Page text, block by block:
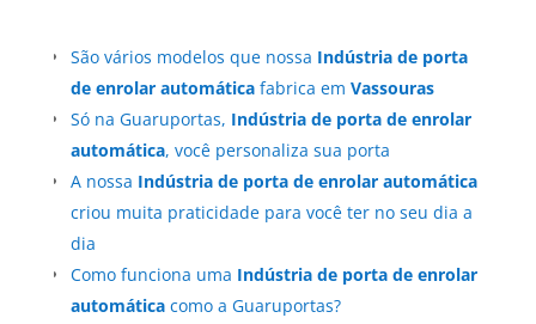
São vários modelos que nossa Indústria de porta
de enrolar automáticafabrica em Vassouras
Só na Guaruportas, Indústria de porta de enrolar
automática, você personaliza sua porta
A nossa Indústria de porta de enrolar automática
criou muita praticidade para você ter no seu dia a
dia
Como funciona uma Indústria de porta de enrolar
automáticacomo a Guaruportas?